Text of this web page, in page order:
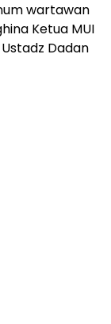
wartawan
Ketua MUI
Dadan